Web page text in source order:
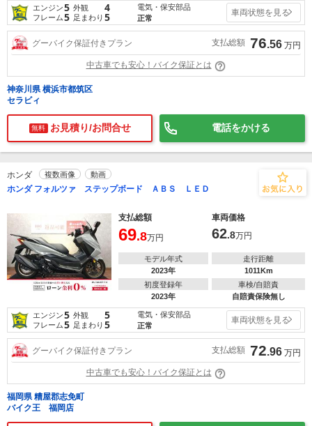
エンジン5 外観 4
フレーム5 足まわり 5
電気・保安部品
正常
車両状態を見る
グーバイク保証付きプラン 支払総額 76.56 万円
中古車でも安心！バイク保証とは
神奈川県 横浜市都筑区
セラビィ
無料 お見積り/お問合せ 電話をかける
ホンダ 複数画像 動画
ホンダ フォルツァ ステップボード ＡＢＳ ＬＥＤ
支払総額 車両価格
69.8万円 62.8万円
モデル年式
2023年
走行距離
1011Km
初度登録年
2023年
車検/自賠責
自賠責保険無し
エンジン5 外観 5
フレーム5 足まわり 5
電気・保安部品
正常
車両状態を見る
グーバイク保証付きプラン 支払総額 72.96 万円
中古車でも安心！バイク保証とは
福岡県 糟屋郡志免町
バイク王 福岡店